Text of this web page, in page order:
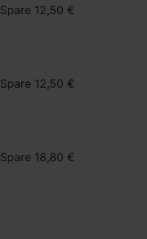
Spare 12,50 €
Spare 12,50 €
Spare 18,80 €